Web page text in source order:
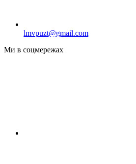
lmvpuzt@gmail.com
Ми в соцмережах